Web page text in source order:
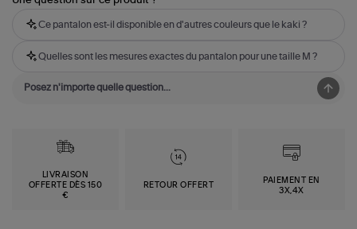
Ce pantalon est-il disponible en d'autres couleurs que le kaki ?
Quelles sont les mesures exactes du pantalon pour une taille M ?
LIVRAISON
OFFERTE DÈS 150
€
RETOUR OFFERT
PAIEMENT EN
3X,4X